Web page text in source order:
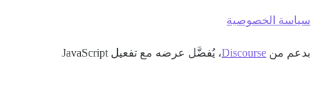
سياسة الخصوصية
بدعم من Discourse، يُفضَّل عرضه مع تفعيل JavaScript